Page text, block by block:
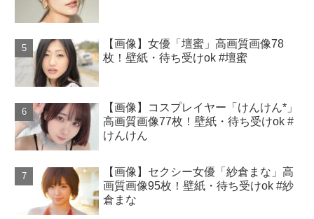
【画像】女優「壇蜜」高画質画像78
枚！壁紙・待ち受けok #壇蜜
【画像】コスプレイヤー「けんけん*」
高画質画像77枚！壁紙・待ち受けok #
けんけん
【画像】セクシー女優「紗倉まな」高
画質画像95枚！壁紙・待ち受けok #紗
倉まな